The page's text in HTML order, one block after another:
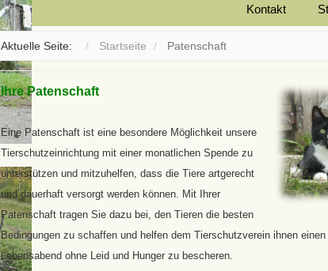
Kontakt
Aktuelle Seite: Startseite Patenschaft
Ihre Patenschaft
Eine Patenschaft ist eine besondere Möglichkeit unsere
Tierschutzeinrichtung mit einer monatlichen Spende zu
unterstützen und mitzuhelfen, dass die Tiere artgerecht
und dauerhaft versorgt werden können. Mit Ihrer
Patenschaft tragen Sie dazu bei, den Tieren die besten
Bedingungen zu schaffen und helfen dem Tierschutzverein ihnen einen
Lebensabend ohne Leid und Hunger zu bescheren.